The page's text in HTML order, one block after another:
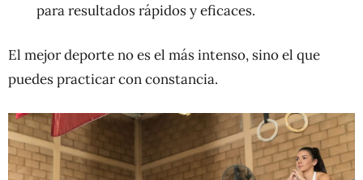
para resultados rápidos y eficaces.
El mejor deporte no es el más intenso, sino el que
puedes practicar con constancia.